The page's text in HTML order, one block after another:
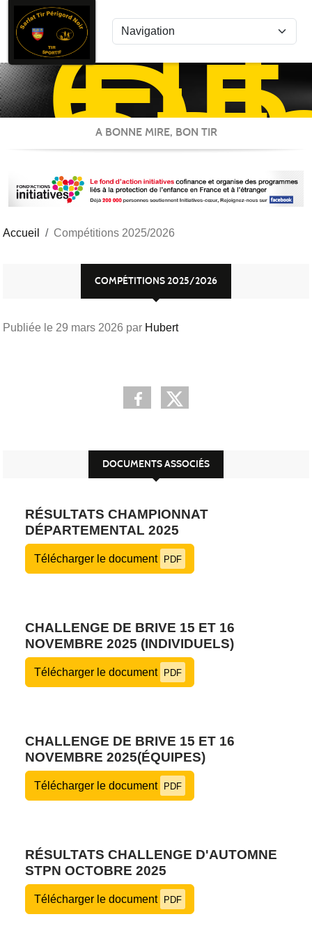
DE
TIR
A BONNE MIRE, BON TIR
Accueil Compétitions 2025/2026
COMPÉTITIONS 2025/2026
Publiée le 29 mars 2026 par Hubert
DOCUMENTS ASSOCIÉS
RÉSULTATS CHAMPIONNAT
DÉPARTEMENTAL 2025
Télécharger le document PDF
CHALLENGE DE BRIVE 15 ET 16
NOVEMBRE 2025 (INDIVIDUELS)
Télécharger le document PDF
CHALLENGE DE BRIVE 15 ET 16
NOVEMBRE 2025(ÉQUIPES)
Télécharger le document PDF
RÉSULTATS CHALLENGE D'AUTOMNE
STPN OCTOBRE 2025
Télécharger le document PDF
Panneau de gestion des cookies